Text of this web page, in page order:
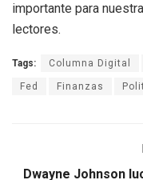
importante para
lectores.
Tags: Columna Digital
Fed Finanzas
Dwayne Johnson